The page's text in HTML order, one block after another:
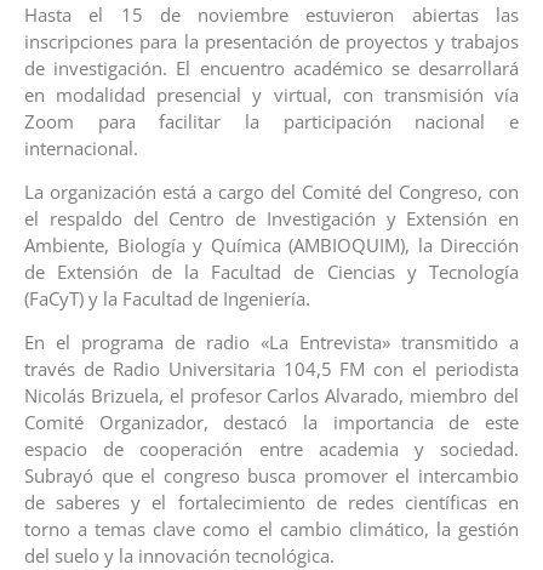
‎‎Hasta el 15 de noviembre estuvieron abiertas las
inscripciones para la presentación de proyectos y trabajos
de investigación. El encuentro académico se desarrollará
en modalidad presencial y virtual, con transmisión vía
Zoom para facilitar la participación nacional e
internacional.
La organización está a cargo del Comité del Congreso, con
el respaldo del Centro de Investigación y Extensión en
Ambiente, Biología y Química (AMBIOQUIM), la Dirección
de Extensión de la Facultad de Ciencias y Tecnología
(FaCyT) y la Facultad de Ingeniería.‎‎
En el programa de radio «La Entrevista» transmitido a
través de Radio Universitaria 104,5 FM con el periodista
Nicolás Brizuela, el profesor Carlos Alvarado, miembro del
Comité Organizador, destacó la importancia de este
espacio de cooperación entre academia y sociedad.
Subrayó que el congreso busca promover el intercambio
de saberes y el fortalecimiento de redes científicas en
torno a temas clave como el cambio climático, la gestión
del suelo y la innovación tecnológica.